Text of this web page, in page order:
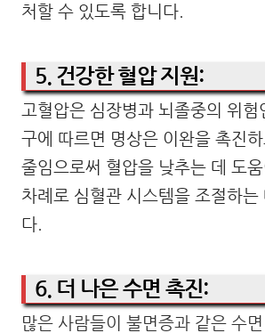
처할 수 있도록 합니다.
5. 건강한 혈압 지원:
고혈압은 심장병과 뇌졸중의 위험
구에 따르면 명상은 이완을 촉진
줄임으로써 혈압을 낮추는 데 도
차례로 심혈관 시스템을 조절하는
다.
6. 더 나은 수면 촉진:
많은 사람들이 불면증과 같은 수